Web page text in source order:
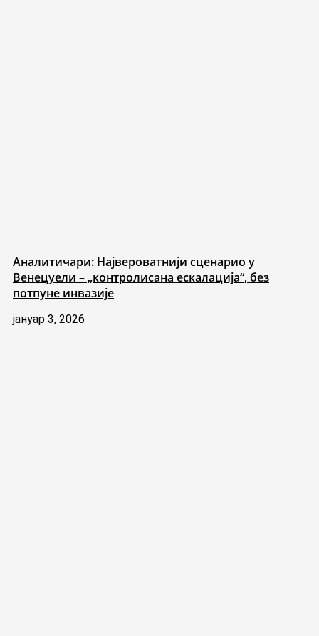
Аналитичари: Највероватнији сценарио у
Венецуели – „контролисана ескалација“, без
потпуне инвазије
јануар 3, 2026